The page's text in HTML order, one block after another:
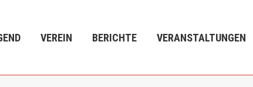
VEREIN BERICHTE VERANSTALTUNGEN